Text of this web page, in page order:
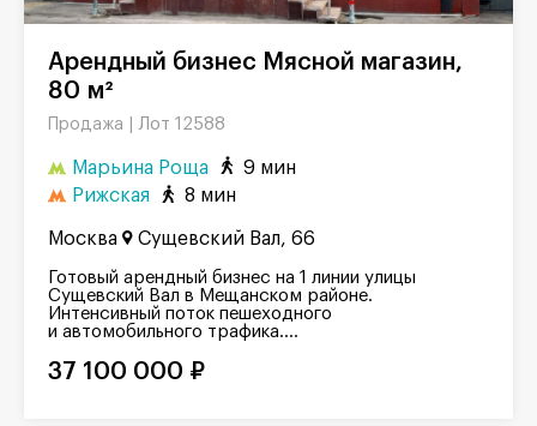
Арендный бизнес Мясной магазин,
80 м²
Продажа | Лот 12588
Марьина Роща
9 мин
Рижская
8 мин
Москва Сущевский Вал, 66
Готовый арендный бизнес на 1 линии улицы
Сущевский Вал в Мещанском районе.
Интенсивный поток пешеходного
и автомобильного трафика....
37 100 000 ₽